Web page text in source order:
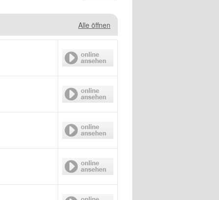
Alle öffnen